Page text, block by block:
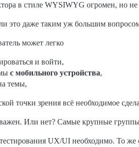
в стиле WYSIWYG огромен, но
это даже таким уж большим
может легко
и войти,
с мобильного устройства,
темы,
точки зрения всё необходимое
Или нет? Самые крупные группы
UX/UI необходимо. То же